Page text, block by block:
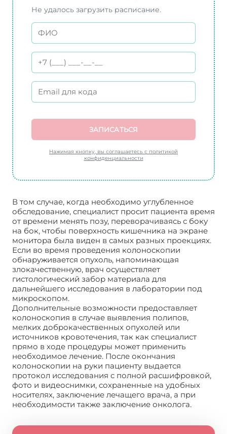
Не удалось загрузить расписание.
ЗАПИСАТЬСЯ
Нажимая кнопку, вы соглашаетесь с политикой
конфиденциальности
В том случае, когда необходимо углубленное
обследование, специалист просит пациента время
от времени менять позу, переворачиваясь с боку
на бок, чтобы поверхность кишечника на экране
монитора была виден в самых разных проекциях.
Если во время проведения колоноскопии
обнаруживается опухоль, напоминающая
злокачественную, врач осуществляет
гистологический забор материала для
дальнейшего исследования в лаборатории под
микроскопом.
Дополнительные возможности предоставляет
колоноскопия в случае выявления полипов,
мелких доброкачественных опухолей или
источников кровотечения, так как специалист
прямо в ходе процедуры может применить
необходимое лечение. После окончания
колоноскопии на руки пациенту выдается
протокол исследования с полной расшифровкой,
фото и видеоснимки, сохраненные на удобных
носителях, заключение лечащего врача, а при
необходимости также заключение онколога.